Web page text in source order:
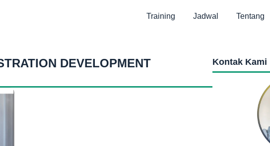
Training Jadwal Tentang
DEVELOPMENT
Kontak Kami